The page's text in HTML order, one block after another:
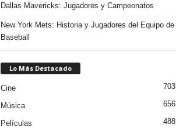
Dallas Mavericks: Jugadores y Campeonatos
New York Mets: Historia y Jugadores del Equipo de
Baseball
Lo Más Destacado
Cine 703
Música 656
Películas 488